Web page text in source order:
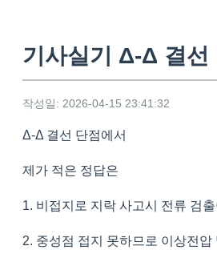
기사실기 Δ-Δ 결선
작성일: 2026-04-15 23:41:32
Δ-Δ 결선 단점에서
제가 적은 정답은
1. 비접지로 지락 사고시 전류 검
2. 중성점 접지 못하므로 이상전압